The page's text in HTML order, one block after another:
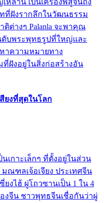
หล่านี้ เป็นเครื่องพิสูจน์ถึง
ที่ฝังรากลึกในวัฒนธรรม
ต่างๆ Palanla จะพาคุณ
ดับพระพุทธรูปที่ใหญ่และ
าความหมายทาง
ฝังอยู่ในสิ่งก่อสร้างอัน
ยงที่สุดในโลก
เกาะเล็กๆ ที่ตั้งอยู่ในส่วน
ณฑลเจ้อเจียง ประเทศจีน
งไฮ้ ผู่โถวซานเป็น 1 ใน 4
จีน ชาวพุทธจีนเชื่อกันว่าผู่